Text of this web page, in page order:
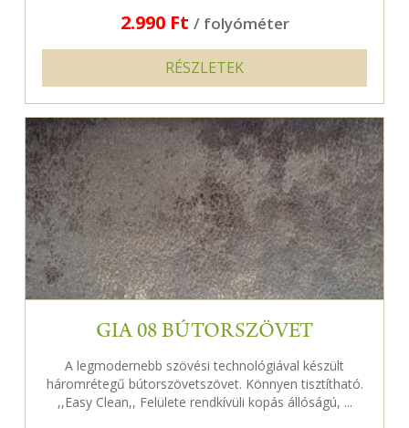
2.990 Ft / folyóméter
RÉSZLETEK
GIA 08 BÚTORSZÖVET
A legmodernebb szövési technológiával készült
háromrétegű bútorszövetszövet. Könnyen tisztítható.
,,Easy Clean,, Felülete rendkívüli kopás állóságú, ...